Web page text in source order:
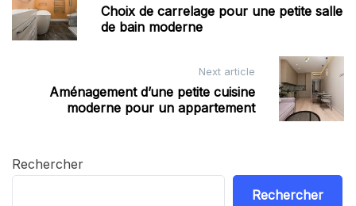
navigationChoix de carrelage pour une petite salle
de bain moderne
Next article
Aménagement d’une petite cuisine
moderne pour un appartement
Rechercher
Rechercher